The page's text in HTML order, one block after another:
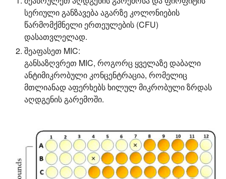
სერიული განზავება აგარზე კოლონიების
წარმომქმნელი ერთეულების (CFU)
დასათვლელად.
შეაფასეთ MIC:
განსაზღვრეთ MIC, როგორც ყველაზე დაბალი
ანტიმიკრობული კონცენტრაცია, რომელიც
მთლიანად აფერხებს ხილულ მიკრობული ზრდას
აღდგენის გარემოში.